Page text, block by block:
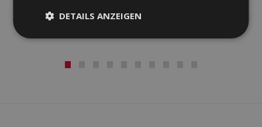
DETAILS ANZEIGEN